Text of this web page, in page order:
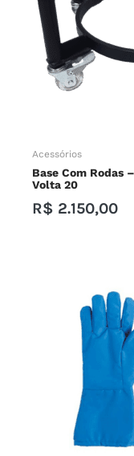
Acessórios
Base Com Rodas –
Volta 20
R$ 2.150,00